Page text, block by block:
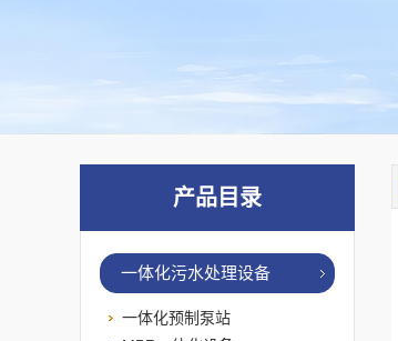
产品目录
一体化污水处理设备
一体化预制泵站